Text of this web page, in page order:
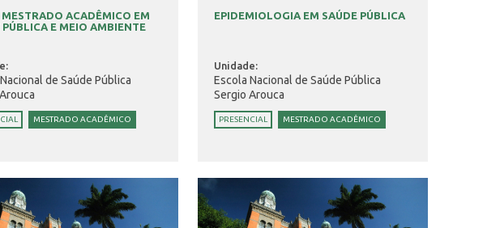
MESTRADO ACADÊMICO EM
PÚBLICA E MEIO AMBIENTE
de Saúde Pública
MESTRADO ACADÊMICO
EPIDEMIOLOGIA EM SAÚDE PÚBLICA
Unidade:
Escola Nacional de Saúde Pública
Sergio Arouca
PRESENCIAL MESTRADO ACADÊMICO